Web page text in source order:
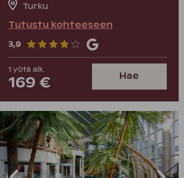
Turku
Tutustu kohteeseen
3,9
1 yötä alk.
169 € Hae